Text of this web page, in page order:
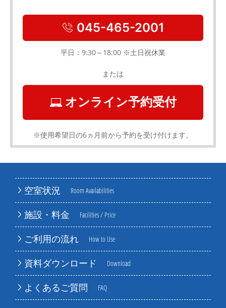
空室状況 Room Availabilities
施設・料金 Facilities / Price
ご利用の流れ How to Use
資料ダウンロード Download
よくあるご質問 FAQ
045-465-2001
平日：9:30～18:00 ※土日祝休業
または
オンライン予約受付
※使用希望日の6ヵ月前から予約を受け付けます。